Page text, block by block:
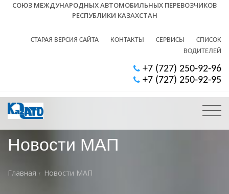
СОЮЗ МЕЖДУНАРОДНЫХ АВТОМОБИЛЬНЫХ ПЕРЕВОЗЧИКОВ
РЕСПУБЛИКИ КАЗАХСТАН
СТАРАЯ ВЕРСИЯ САЙТА КОНТАКТЫ СЕРВИСЫ
СПИСОК
ВОДИТЕЛЕЙ
+7 (727) 250-92-96
+7 (727) 250-92-95
Новости МАП
Главная Новости МАП